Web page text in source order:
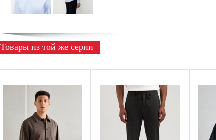
Товары из той же серии